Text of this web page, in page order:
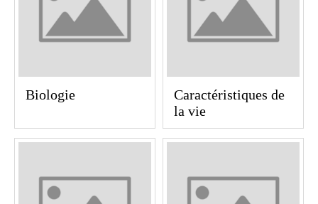
Biologie
Caractéristiques de
la vie